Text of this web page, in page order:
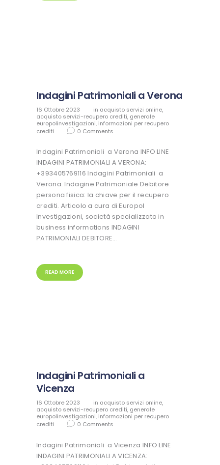
Indagini Patrimoniali a Verona
16 Ottobre 2023 in acquisto servizi online,
acquisto servizi-recupero crediti, generale
europolinvestigazioni, informazioni per recupero
crediti
0 Comments
Indagini Patrimoniali a Verona INFO LINE
INDAGINI PATRIMONIALI A VERONA:
+393405769116 Indagini Patrimoniali a
Verona. Indagine Patrimoniale Debitore
persona fisica: la chiave per il recupero
crediti. Articolo a cura di Europol
Investigazioni, società specializzata in
business informations INDAGINI
PATRIMONIALI DEBITORE…
READ MORE
Indagini Patrimoniali a
Vicenza
16 Ottobre 2023 in acquisto servizi online,
acquisto servizi-recupero crediti, generale
europolinvestigazioni, informazioni per recupero
crediti
0 Comments
Indagini Patrimoniali a Vicenza INFO LINE
INDAGINI PATRIMONIALI A VICENZA: